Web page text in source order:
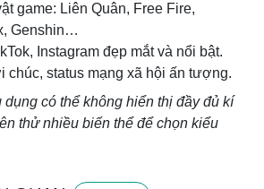
game: Liên Quân, Free Fire,
Genshin…
Instagram đẹp mắt và nổi bật.
chúc, status mạng xã hội ấn tượng.
dụng có thể không hiển thị đầy đủ kí
thử nhiều biến thể để chọn kiểu